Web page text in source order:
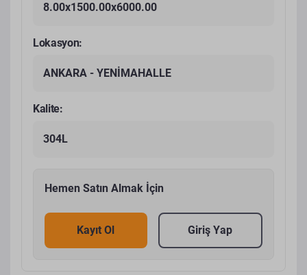
8.00x1500.00x6000.00
Lokasyon:
ANKARA - YENİMAHALLE
Kalite:
304L
Hemen Satın Almak İçin
Kayıt Ol Giriş Yap